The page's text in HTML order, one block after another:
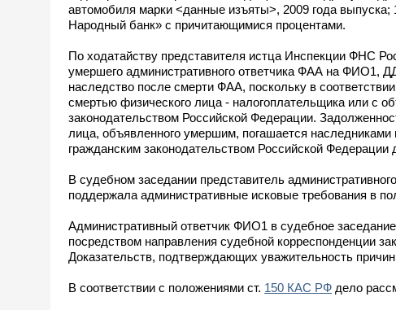
автомобиля марки <данные изъяты>, 2009 года
Народный банк» с причитающимися процентами.
По ходатайству представителя истца Инспекции ФНС
умершего административного ответчика ФАА на ФИО1,
наследство после смерти ФАА, поскольку в соответствии
смертью физического лица - налогоплательщика или с
законодательством Российской Федерации.
лица, объявленного умершим, погашается
гражданским законодательством Российской
В судебном заседании представитель
поддержала административные исковые требования в
Административный ответчик ФИО1 в судебное
посредством направления судебной корреспонденции
Доказательств, подтверждающих уважительность
В соответствии с положениями ст. 150 КАС РФ дело